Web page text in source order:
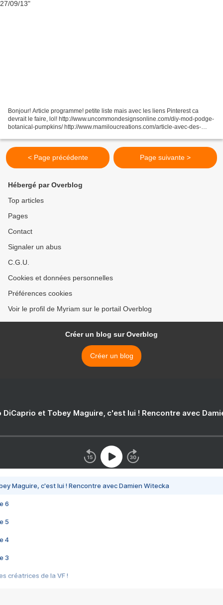
Bonjour! Article programme! petite liste mais avec les liens Pinterest ca
devrait le faire, lol! http://www.uncommondesignsonline.com/diy-mod-podge-
botanical-pumpkins/ http://www.mamiloucreations.com/article-avec-des-
< Page précédente Page suivante >
Hébergé par Overblog
Top articles
Pages
Contact
Signaler un abus
C.G.U.
Cookies et données personnelles
Préférences cookies
Voir le profil de Myriam sur le portail Overblog
Créer un blog sur Overblog
Créer un blog
DiCaprio et Tobey Maguire, c'est lui ! Rencontre avec
Maguire, c'est lui ! Rencontre avec Damien Witecka
6
5
4
3
créatrices de la VF !